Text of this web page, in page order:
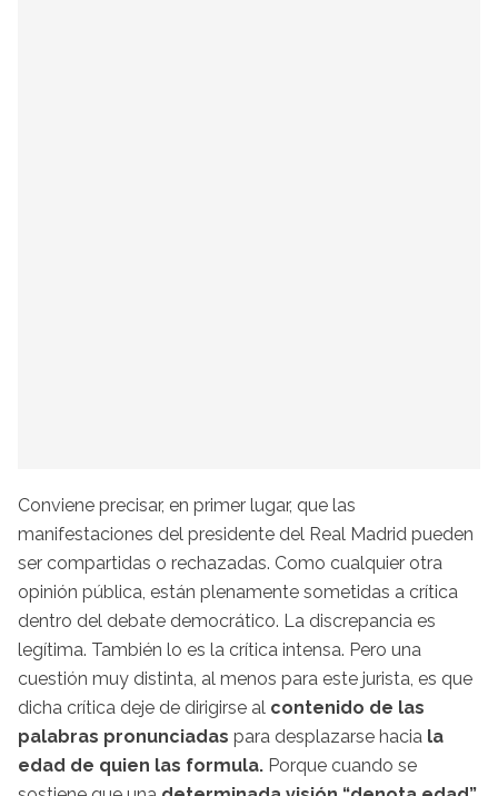
Conviene precisar, en primer lugar, que las
manifestaciones del presidente del Real Madrid pueden
ser compartidas o rechazadas. Como cualquier otra
opinión pública, están plenamente sometidas a crítica
dentro del debate democrático. La discrepancia es
legítima. También lo es la crítica intensa. Pero una
cuestión muy distinta, al menos para este jurista, es que
dicha crítica deje de dirigirse al contenido de las
palabras pronunciadas para desplazarse hacia la
edad de quien las formula. Porque cuando se